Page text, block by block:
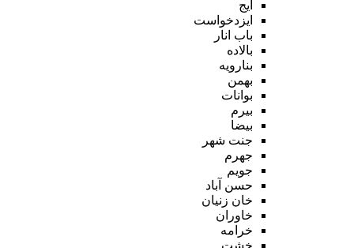
ایج
ایزدخواست
باب انار
بالاده
بنارویه
بهمن
بوانات
بیرم
بیضا
جنت شهر
جهرم
جویم
حسن آباد
خان زنیان
خاوران
خرامه
خشت